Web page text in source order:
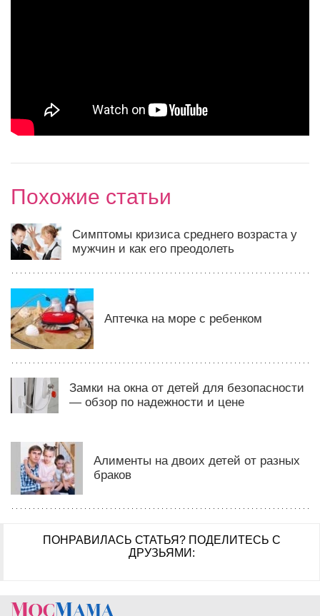
Похожие статьи
Симптомы кризиса среднего возраста у
мужчин и как его преодолеть
Аптечка на море с ребенком
Замки на окна от детей для безопасности
— обзор по надежности и цене
Алименты на двоих детей от разных
браков
ПОНРАВИЛАСЬ СТАТЬЯ? ПОДЕЛИТЕСЬ С
ДРУЗЬЯМИ: